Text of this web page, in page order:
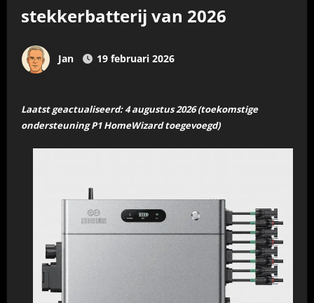
stekkerbatterij van 2026
Jan 19 februari 2026
Laatst geactualiseerd: 4 augustus 2026 (toekomstige
ondersteuning P1 HomeWizard toegevoegd)